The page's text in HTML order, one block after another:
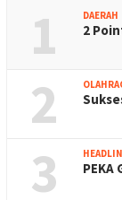
1 DAERAH
2
2
3